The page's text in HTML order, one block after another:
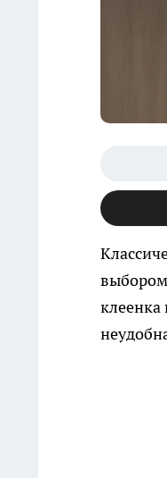
выбором
клеенка